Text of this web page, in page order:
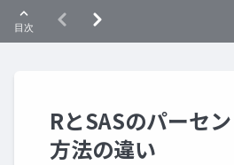
RとSASのパーセ
方法の違い